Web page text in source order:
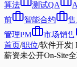
算法
测试QA
前
智能合约
管理PM
市场销售
首页/职位/软件开发|
薪资未公开On-Site